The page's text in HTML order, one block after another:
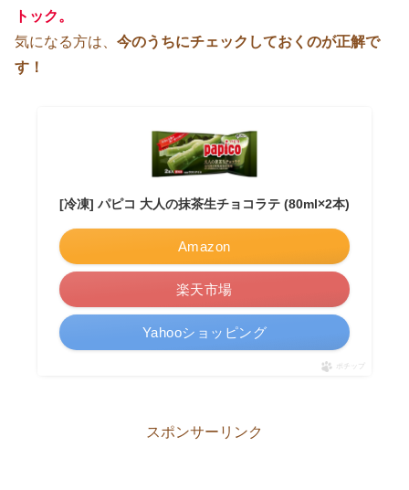
トック。
気になる方は、 今のうちにチェックしておくのが正解で
す！
[冷凍] パピコ 大人の抹茶生チョコラテ (80ml×2本)
Amazon
楽天市場
Yahooショッピング
ポチップ
スポンサーリンク